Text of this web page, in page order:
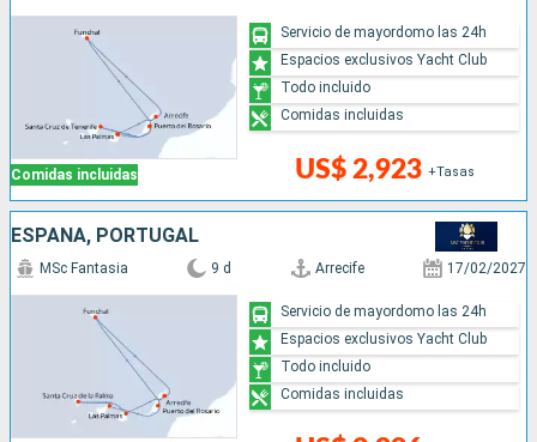
Comidas incluidas US$ 2,923 +Tasas
Servicio de mayordomo las 24h
Espacios exclusivos Yacht Club
Todo incluido
Comidas incluidas
ESPAÑA, PORTUGAL
MSc Fantasia 9 d Arrecife 17/02/2027
Servicio de mayordomo las 24h
Espacios exclusivos Yacht Club
Todo incluido
Comidas incluidas